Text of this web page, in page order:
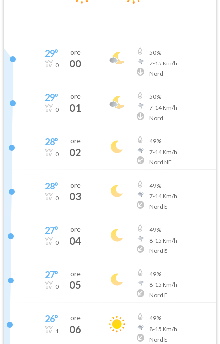
29°
0
ore
00
50%
7-15 Km/h
Nord
29°
0
ore
01
50%
7-14Km/h
Nord
28°
0
ore
02
49%
7-14Km/h
Nord NE
28°
0
ore
03
49%
7-14Km/h
Nord E
27°
0
ore
04
49%
8-15 Km/h
Nord E
27°
0
ore
05
49%
8-15 Km/h
Nord E
26°
1
ore
06
49%
8-15 Km/h
Nord E